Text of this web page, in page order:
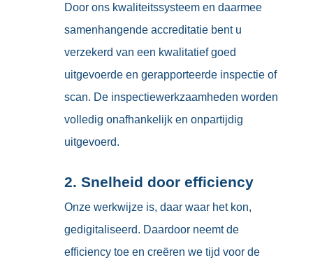
Door ons kwaliteitssysteem en daarmee
samenhangende accreditatie bent u
verzekerd van een kwalitatief goed
uitgevoerde en gerapporteerde inspectie of
scan. De inspectiewerkzaamheden worden
volledig onafhankelijk en onpartijdig
uitgevoerd.
2. Snelheid door efficiency
Onze werkwijze is, daar waar het kon,
gedigitaliseerd. Daardoor neemt de
efficiency toe en creëren we tijd voor de